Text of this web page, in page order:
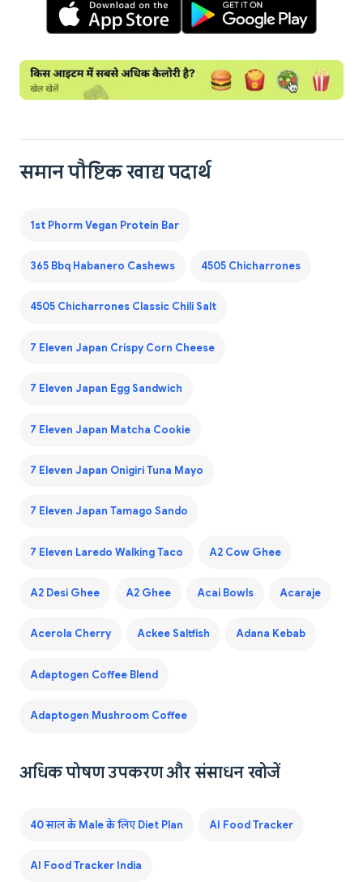
समान पौष्टिक खाद्य पदार्थ
1st Phorm Vegan Protein Bar
365 Bbq Habanero Cashews 4505 Chicharrones
4505 Chicharrones Classic Chili Salt
7 Eleven Japan Crispy Corn Cheese
7 Eleven Japan Egg Sandwich
7 Eleven Japan Matcha Cookie
7 Eleven Japan Onigiri Tuna Mayo
7 Eleven Japan Tamago Sando
7 Eleven Laredo Walking Taco A2 Cow Ghee
A2 Desi Ghee A2 Ghee Acai Bowls Acaraje
Acerola Cherry Ackee Saltfish Adana Kebab
Adaptogen Coffee Blend
Adaptogen Mushroom Coffee
अधिक पोषण उपकरण और संसाधन खोजें
40 साल के Male के लिए Diet Plan AI Food Tracker
AI Food Tracker India